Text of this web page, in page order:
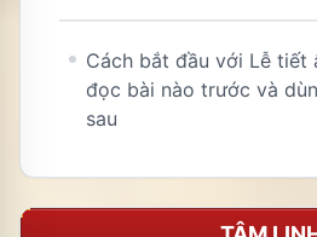
Cách bắt đầu với Lễ tiết
đọc bài nào trước và
sau